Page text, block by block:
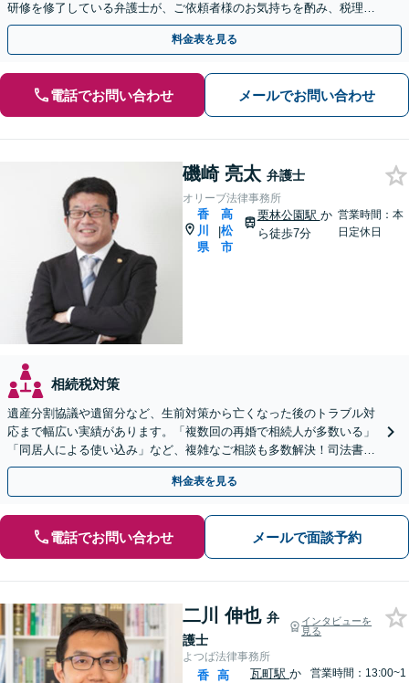
研修を修了している弁護士が、ご依頼者様のお気持ちを酌み、税理士
など他士業とも密接に連携しながら丁寧に対応いたします。
料金表を見る
電話でお問い合わせ メールでお問い合わせ
磯崎 亮太 弁護士
オリーブ法律事務所
香
川
県
|
高
松
市
栗林公園駅 か
ら徒歩7分
営業時間：本
日定休日
相続税対策
遺産分割協議や遺留分など、生前対策から亡くなった後のトラブル対
応まで幅広い実績があります。「複数回の再婚で相続人が多数いる」
「同居人による使い込み」など、複雑なご相談も多数解決！司法書
士、税理士などと連携可【駐車場あり】
料金表を見る
電話でお問い合わせ メールで面談予約
二川 伸也 弁
護士
インタビューを
見る
よつば法律事務所
香
高
瓦町駅 か
営業時間：13:00~1